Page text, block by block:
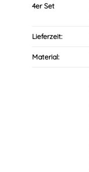
4er Set
Lieferzeit:
Material: